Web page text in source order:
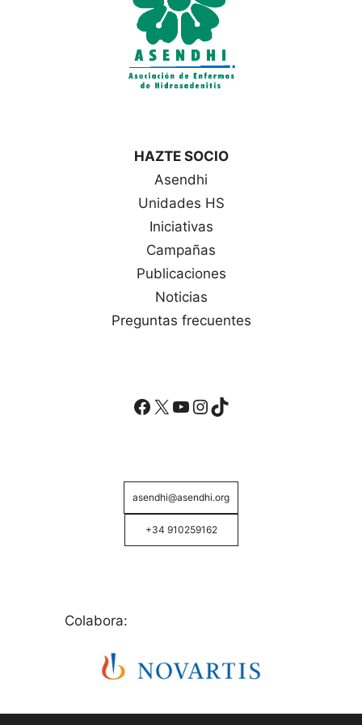
HAZTE SOCIO
Asendhi
Unidades HS
Iniciativas
Campañas
Publicaciones
Noticias
Preguntas frecuentes
Facebook
X YouTube
Instagram
TikTok
asendhi@asendhi.org
+34 910259162
Colabora: